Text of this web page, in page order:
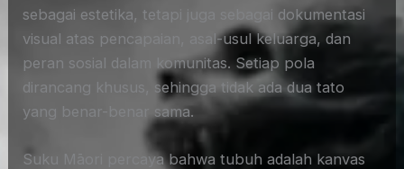
sebagai estetika, tetapi juga sebagai dokumentasi
visual atas pencapaian, asal-usul keluarga, dan
peran sosial dalam komunitas. Setiap pola
dirancang khusus, sehingga tidak ada dua tato
yang benar-benar sama.
Suku Māori percaya bahwa tubuh adalah kanvas